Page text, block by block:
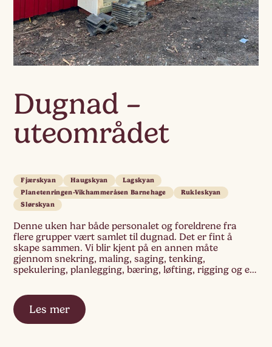
Dugnad –
uteområdet
Fjærskyan Haugskyan
Lagskyan
Planetenringen-Vikhammeråsen Barnehage
Rukleskyan
Slørskyan
Denne uken har både personalet og foreldrene fra
flere grupper vært samlet til dugnad. Det er fint å
skape sammen. Vi blir kjent på en annen måte
gjennom snekring, maling, saging, tenking,
spekulering, planlegging, bæring, løfting, rigging og en
Les mer